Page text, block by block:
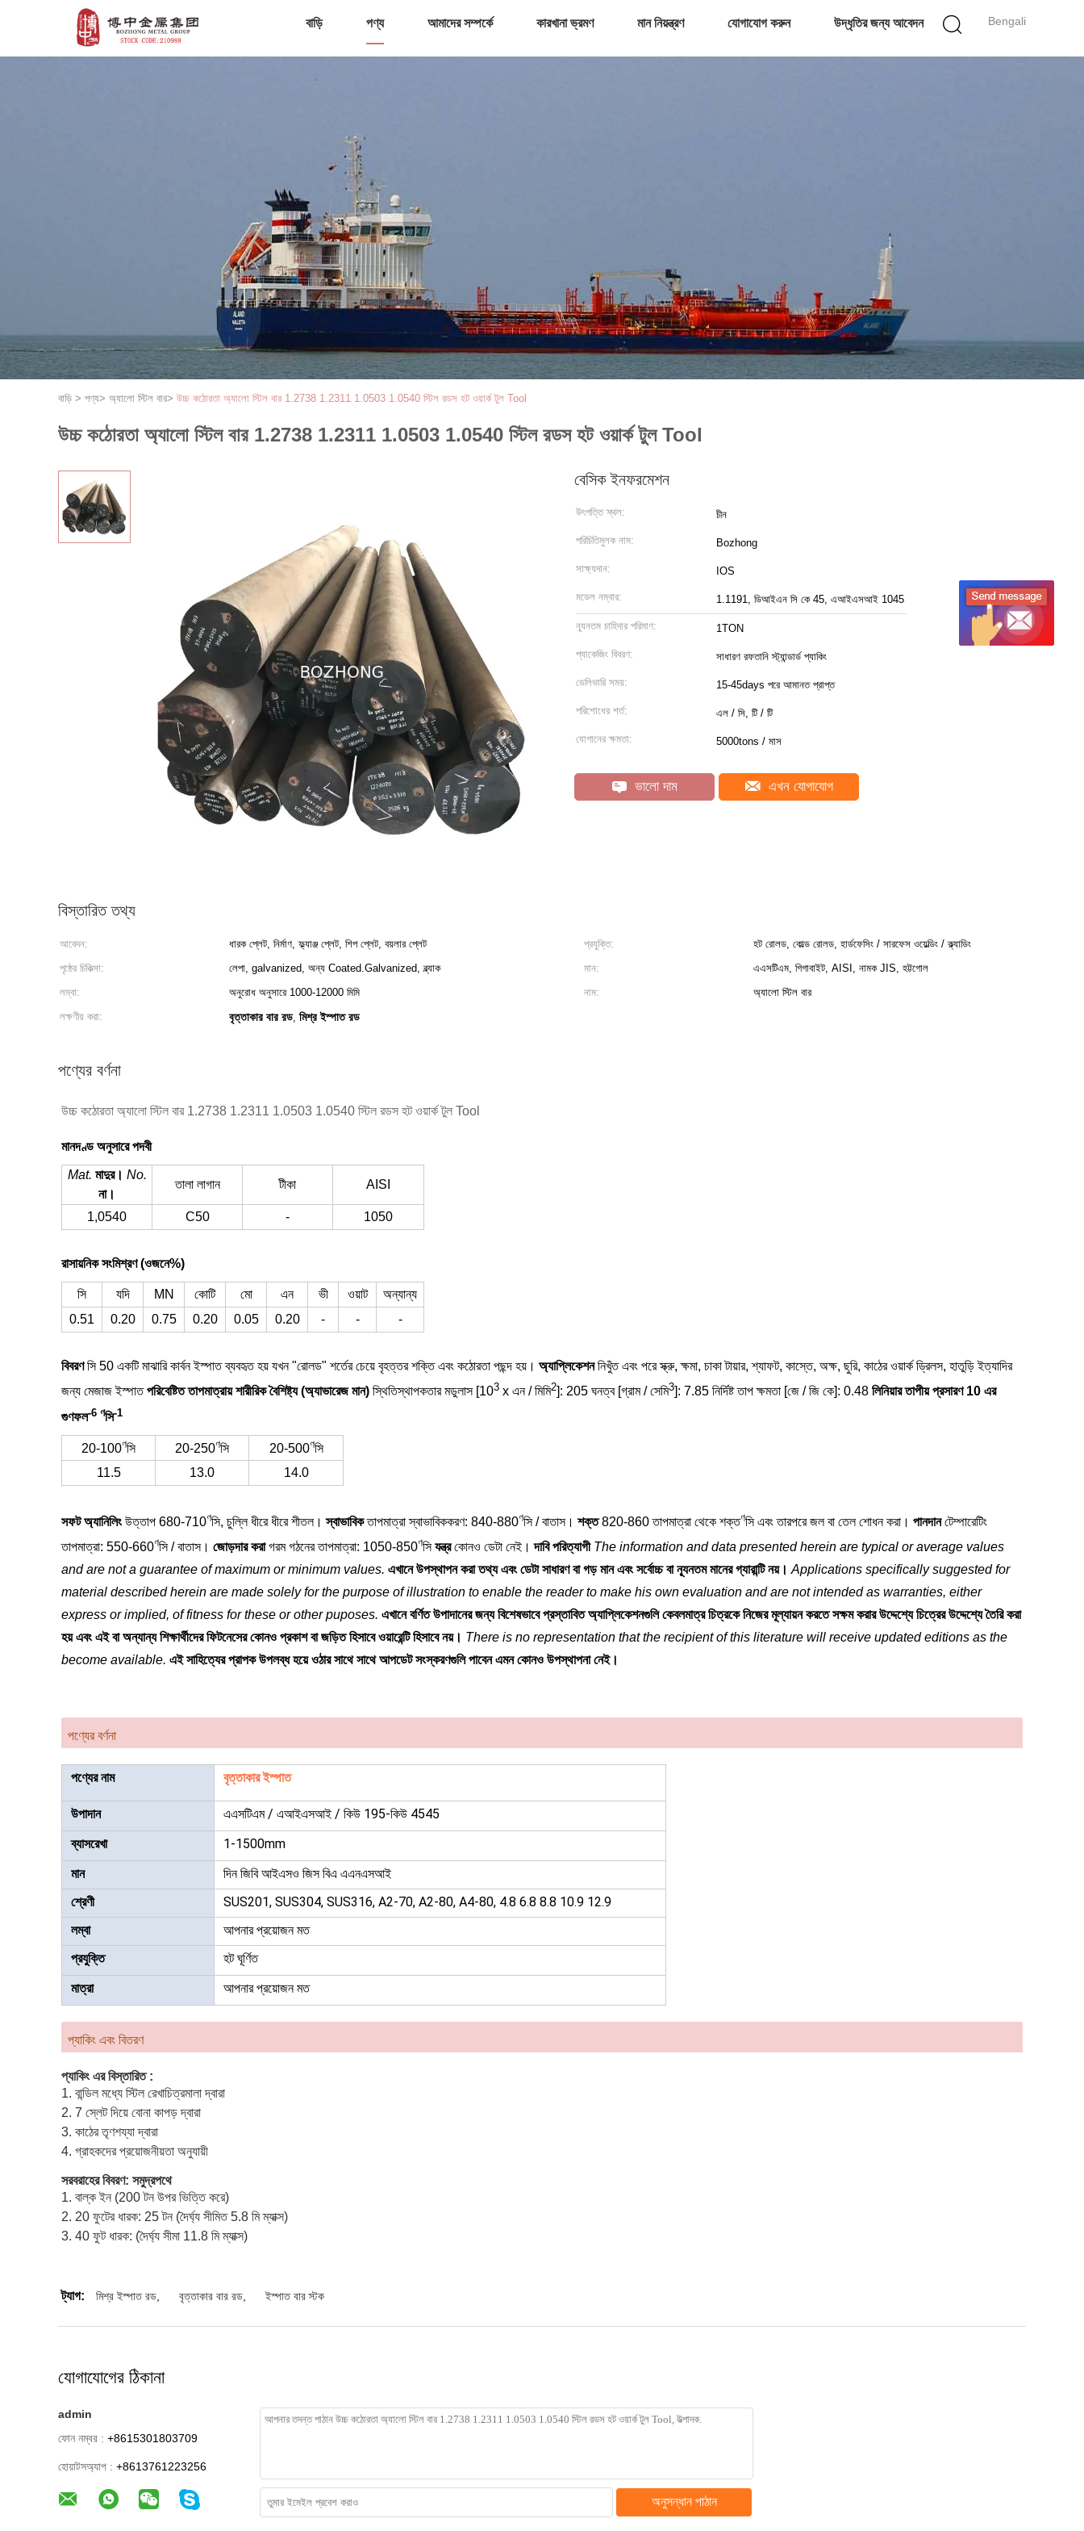
Bengali
বাড়ি পণ্য আমাদের সম্পর্কে কারখানা ভ্রমণ মান নিয়ন্ত্রণ যোগাযোগ করুন উদ্ধৃতির জন্য আবেদন
বাড়ি > পণ্য> অ্যালো স্টিল বার> উচ্চ কঠোরতা অ্যালো স্টিল বার 1.2738 1.2311 1.0503 1.0540 স্টিল রডস হট ওয়ার্ক টুল Tool
উচ্চ কঠোরতা অ্যালো স্টিল বার 1.2738 1.2311 1.0503 1.0540 স্টিল রডস হট ওয়ার্ক টুল Tool
বেসিক ইনফরমেশন
উৎপত্তি স্থল: চীন
পরিচিতিমুলক নাম: Bozhong
সাক্ষ্যদান: IOS
মডেল নম্বার: 1.1191, ডিআইএন সি কে 45, এআইএসআই 1045
ন্যূনতম চাহিদার পরিমাণ: 1TON
প্যাকেজিং বিবরণ: সাধারণ রফতানি স্ট্যান্ডার্ড প্যাকিং
ডেলিভারি সময়: 15-45days পরে আমানত প্রাপ্ত
পরিশোধের শর্ত: এল / সি, টি / টি
যোগানের ক্ষমতা: 5000tons / মাস
ভালো দাম এখন যোগাযোগ
বিস্তারিত তথ্য
আবেদন: ধারক প্লেট, নির্মাণ, ফ্ল্যাঞ্জ প্লেট, শিপ প্লেট, বয়লার প্লেট প্রযুক্তি:
হট রোলড, কোল্ড রোলড, হার্ডফেসিং / সারফেস ওয়েল্ডিং / ক্ল্যাডিং
পৃষ্ঠের চিকিত্সা:
লেপা, galvanized, অন্য Coated.Galvanized, ব্ল্যাক মান:
এএসটিএম, গিগাবাইট, AISI, নামক JIS, হট্টগোল
লম্বা:
অনুরোধ অনুসারে 1000-12000 মিমি নাম:
অ্যালো স্টিল বার
লক্ষণীয় করা:
বৃত্তাকার বার রড, মিশ্র ইস্পাত রড
পণ্যের বর্ণনা
উচ্চ কঠোরতা অ্যালো স্টিল বার 1.2738 1.2311 1.0503 1.0540 স্টিল রডস হট ওয়ার্ক টুল Tool
মানদণ্ড অনুসারে পদবী
Mat. মাদুর। No.
না।
তালা লাগান টীকা AISI
1,0540 C50 - 1050
রাসায়নিক সংমিশ্রণ (ওজনে%)
সি যদি MN কোটি মো এন ভী ওয়াট
অন্যান্য
0.51
0.20 0.75 0.20 0.05 0.20 - - -
বিবরণসি 50 একটি মাঝারি কার্বন ইস্পাত ব্যবহৃত হয় যখন "রোলড" শর্তের চেয়ে বৃহত্তর শক্তি এবং কঠোরতা পছন্দ হয়। অ্যাপ্লিকেশননিখুঁত এবং পরে স্ক্রু, ক্ষমা, চাকা টায়ার, শ্যাফট, কাস্তে, অক্ষ, ছুরি, কাঠের ওয়ার্ক ড্রিলস, হাতুড়ি ইত্যাদির
জন্য মেজাজ ইস্পাতপরিবেষ্টিত তাপমাত্রায় শারীরিক বৈশিষ্ট্য (অ্যাভারেজ মান) স্থিতিস্থাপকতার মডুলাস [103 x এন / মিমি2]: 205 ঘনত্ব [গ্রাম / সেমি3]: 7.85 নির্দিষ্ট তাপ ক্ষমতা [জে / জি কে]: 0.48 লিনিয়ার তাপীয় প্রসারণ 10 এর
গুণফল-6 ণসি-1
20-100ণসি 20-250ণসি 20-500ণসি
11.5
13.0 14.0
সফট অ্যানিলিংউত্তাপ 680-710ণসি, চুল্লি ধীরে ধীরে শীতল।স্বাভাবিকতাপমাত্রা স্বাভাবিককরণ: 840-880ণসি / বাতাস। শক্ত820-860 তাপমাত্রা থেকে শক্তণসি এবং তারপরে জল বা তেল শোধন করা। পানদানটেম্পারেটিং
তাপমাত্রা: 550-660ণসি / বাতাস। জোড়দার করাগরম গঠনের তাপমাত্রা: 1050-850ণসিযন্ত্রকোনও ডেটা নেই।দাবি পরিত্যাগী The information and data presented herein are typical or average values
and are not a guarantee of maximum or minimum values. এখানে উপস্থাপন করা তথ্য এবং ডেটা সাধারণ বা গড় মান এবং সর্বোচ্চ বা ন্যূনতম মানের গ্যারান্টি নয়। Applications specifically suggested for
material described herein are made solely for the purpose of illustration to enable the reader to make his own evaluation and are not intended as warranties, either
express or implied, of fitness for these or other puposes. এখানে বর্ণিত উপাদানের জন্য বিশেষভাবে প্রস্তাবিত অ্যাপ্লিকেশনগুলি কেবলমাত্র চিত্রকে নিজের মূল্যায়ন করতে সক্ষম করার উদ্দেশ্যে চিত্রের উদ্দেশ্যে তৈরি করা
হয় এবং এই বা অন্যান্য শিক্ষার্থীদের ফিটনেসের কোনও প্রকাশ বা জড়িত হিসাবে ওয়ারেন্টি হিসাবে নয়। There is no representation that the recipient of this literature will receive updated editions as the
become available. এই সাহিত্যের প্রাপক উপলব্ধ হয়ে ওঠার সাথে সাথে আপডেট সংস্করণগুলি পাবেন এমন কোনও উপস্থাপনা নেই।
পণ্যের বর্ণনা
পণ্যের নাম বৃত্তাকার ইস্পাত
উপাদান এএসটিএম / এআইএসআই / কিউ 195-কিউ 4545
ব্যাসরেখা 1-1500mm
মান দিন জিবি আইএসও জিস বিএ এএনএসআই
শ্রেণী SUS201, SUS304, SUS316, A2-70, A2-80, A4-80, 4.8 6.8 8.8 10.9 12.9
লম্বা আপনার প্রয়োজন মত
প্রযুক্তি হট ঘূর্ণিত
মাত্রা আপনার প্রয়োজন মত
প্যাকিং এবং বিতরণ
প্যাকিং এর বিস্তারিত :
1. বান্ডিল মধ্যে স্টিল রেখাচিত্রমালা দ্বারা
2. 7 স্লেট দিয়ে বোনা কাপড় দ্বারা
3. কাঠের তৃণশয্যা দ্বারা
4. গ্রাহকদের প্রয়োজনীয়তা অনুযায়ী
সরবরাহের বিবরণ: সমুদ্রপথে
1. বাল্ক ইন (200 টন উপর ভিত্তি করে)
2. 20 ফুটের ধারক: 25 টন (দৈর্ঘ্য সীমিত 5.8 মি ম্যাক্স)
3. 40 ফুট ধারক: (দৈর্ঘ্য সীমা 11.8 মি ম্যাক্স)
ট্যাগ: মিশ্র ইস্পাত রড, বৃত্তাকার বার রড, ইস্পাত বার স্টক
যোগাযোগের ঠিকানা
admin
ফোন নম্বর : +8615301803709
হোয়াটসঅ্যাপ : +8613761223256
অনুসন্ধান পাঠান